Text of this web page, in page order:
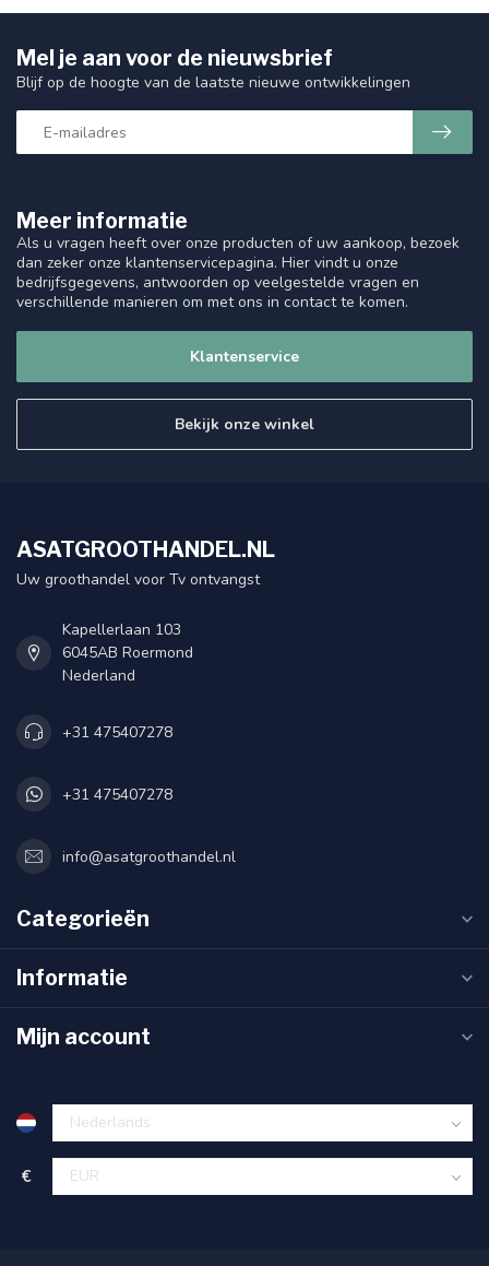
Meer informatie
Als u vragen heeft over onze producten of uw aankoop, bezoek
dan zeker onze klantenservicepagina. Hier vindt u onze
bedrijfsgegevens, antwoorden op veelgestelde vragen en
verschillende manieren om met ons in contact te komen.
Klantenservice
Bekijk onze winkel
Mel je aan voor de nieuwsbrief
Blijf op de hoogte van de laatste nieuwe ontwikkelingen
ASATGROOTHANDEL.NL
Uw groothandel voor Tv ontvangst
Kapellerlaan 103
6045AB Roermond
Nederland
+31 475407278
+31 475407278
info@asatgroothandel.nl
Categorieën
Informatie
Mijn account
€